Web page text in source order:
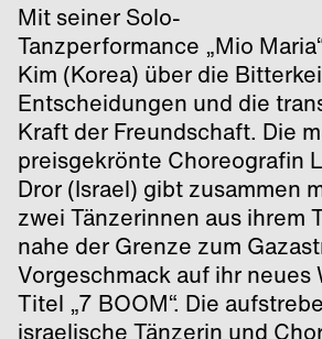
Mit seiner Solo-
Tanzperformance „Mio
Kim (Korea) über die
Entscheidungen und die
Kraft der Freundschaft. Die
preisgekrönte Choreografin
Dror (Israel) gibt zusammen
zwei Tänzerinnen aus ihrem
nahe der Grenze zum
Vorgeschmack auf ihr neues
Titel „7 BOOM“. Die
israelische Tänzerin und